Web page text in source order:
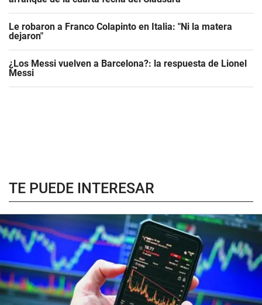
Le robaron a Franco Colapinto en Italia: "Ni la matera
dejaron"
¿Los Messi vuelven a Barcelona?: la respuesta de Lionel
Messi
TE PUEDE INTERESAR